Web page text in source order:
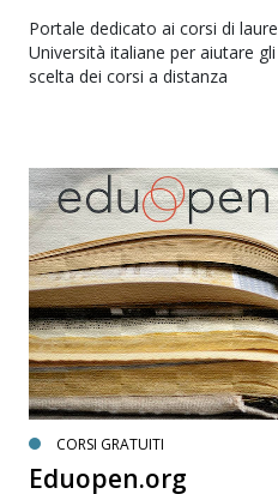
Portale dedicato ai corsi di
Università italiane per aiutare
scelta dei corsi a distanza
CORSI GRATUITI
Eduopen.org